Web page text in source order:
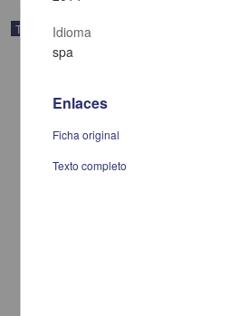
Trabajo de grado
Idioma
spa
Enlaces
Ficha original
Texto completo